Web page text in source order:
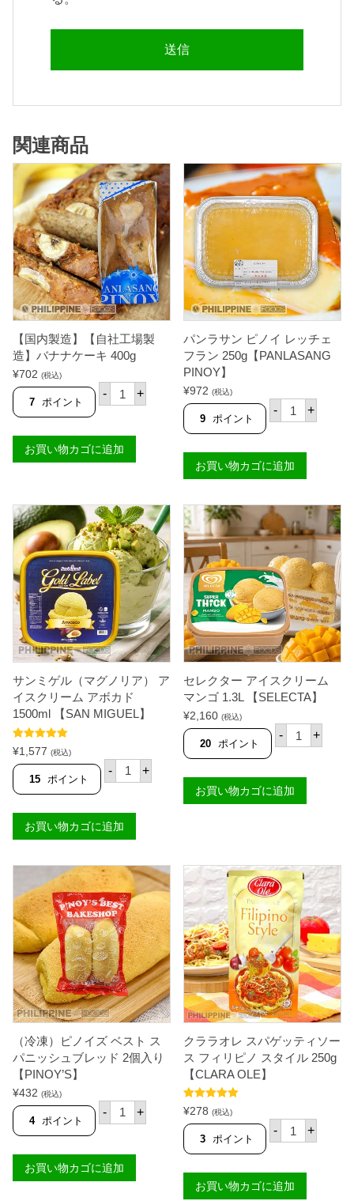
関連商品
【国内製造】【自社工場製
造】バナナケーキ 400g
¥702 (税込)
7 ポイント
- 【
国
造
】
【
場
製
造
】
バ
ナ
ナ
ケ
ー
キ
4
0
0
g
個
+
お買い物カゴに追加
パンラサン ピノイ レッチェ
フラン 250g【PANLASANG
PINOY】
¥972 (税込)
9 ポイント
- パ
ン
ン
ピ
ノ
レ
ッ
チ
ェ
フ
ラ
ン
2
5
0
g
【
P
N
L
A
N
N
O
+
お買い物カゴに追加
サンミゲル（マグノリア） ア
イスクリーム アボカド
1500ml 【SAN MIGUEL】
5段階中 5.00
の評価
¥1,577 (税込)
15 ポイント
- サ
ン
ル
（
マ
ノ
リ
ア
）
ア
イ
ス
ク
リ
ー
ム
ア
ボ
ド
1
m
A
N
M
+
お買い物カゴに追加
セレクター アイスクリーム
マンゴ 1.3L 【SELECTA】
¥2,160 (税込)
20 ポイント
- セ
レ
ー
ア
イ
ム
マ
ン
ゴ
1
.
3
L
【
S
E
L
E
T
A
+
お買い物カゴに追加
（冷凍）ピノイズ ベスト ス
パニッシュブレッド 2個入り
【PINOY’S】
¥432 (税込)
4 ポイント
- （
冷
ピ
ノ
イ
+
お買い物カゴに追加
クララオレ スパゲッティソー
ス フィリピノ スタイル 250g
【CLARA OLE】
5段階中5.00
の評価
¥278 (税込)
3 ポイント
- ク
ラ
レ
ス
+
お買い物カゴに追加